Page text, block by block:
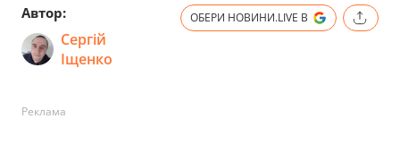
Автор:
Сергій
Іщенко
ОБЕРИ НОВИНИ.LIVE В
Реклама